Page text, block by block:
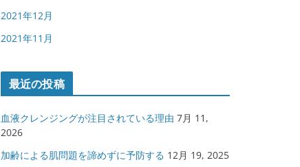
2021年12月
2021年11月
最近の投稿
血液クレンジングが注目されている理由 7月 11,
2026
加齢による肌問題を諦めずに予防する 12月 19, 2025